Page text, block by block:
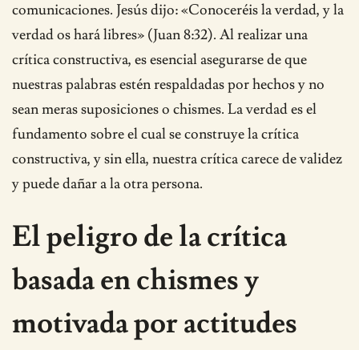
comunicaciones. Jesús dijo: «Conoceréis la verdad, y la
verdad os hará libres» (Juan 8:32). Al realizar una
crítica constructiva, es esencial asegurarse de que
nuestras palabras estén respaldadas por hechos y no
sean meras suposiciones o chismes. La verdad es el
fundamento sobre el cual se construye la crítica
constructiva, y sin ella, nuestra crítica carece de validez
y puede dañar a la otra persona.
El peligro de la crítica
basada en chismes y
motivada por actitudes